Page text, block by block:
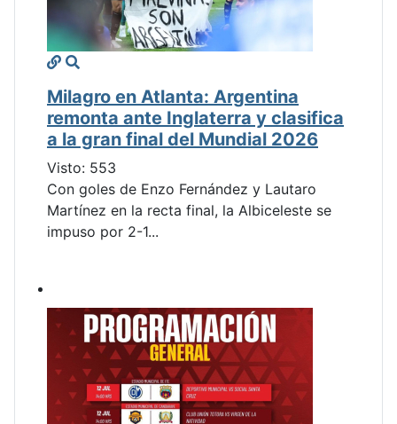
Milagro en Atlanta: Argentina
remonta ante Inglaterra y clasifica
a la gran final del Mundial 2026
Visto: 553
Con goles de Enzo Fernández y Lautaro
Martínez en la recta final, la Albiceleste se
impuso por 2-1...